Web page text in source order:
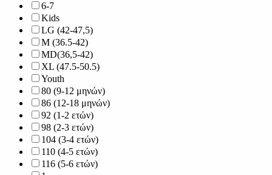
6-7
Kids
LG (42-47,5)
M (36.5-42)
MD(36,5-42)
XL (47.5-50.5)
Youth
80 (9-12 μηνών)
86 (12-18 μηνών)
92 (1-2 ετών)
98 (2-3 ετών)
104 (3-4 ετών)
110 (4-5 ετών)
116 (5-6 ετών)